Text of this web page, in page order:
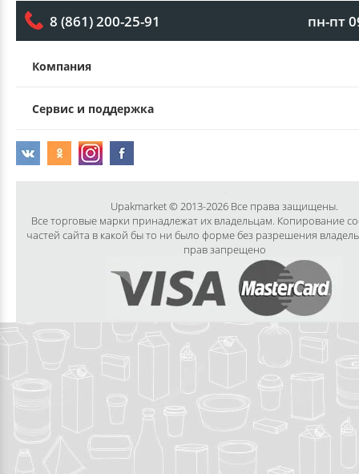
8 (861) 200-25-91 пн-пт
Компания
Сервис и поддержка
Upakmarket © 2013-2026 Все права защищены.
Все торговые марки принадлежат их владельцам. Копирование
частей сайта в какой бы то ни было форме без разрешения
прав запрещено